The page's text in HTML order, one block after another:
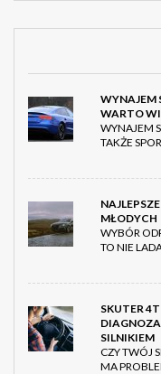
WYNAJEM
WARTO
WYNAJEM
TAKŻE
MŁODYCH
WYBÓR
TO NIE
SKUTER
SILNIKIEM
CZY TWÓJ
MA